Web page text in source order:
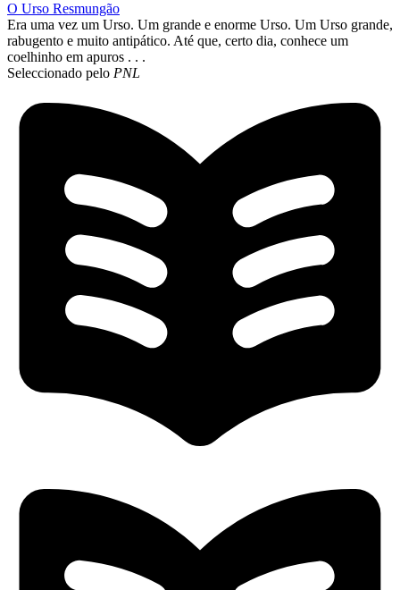
O Urso Resmungão
Era uma vez um Urso. Um grande e enorme Urso. Um Urso grande,
rabugento e muito antipático. Até que, certo dia, conhece um
coelhinho em apuros . . .
Seleccionado pelo PNL